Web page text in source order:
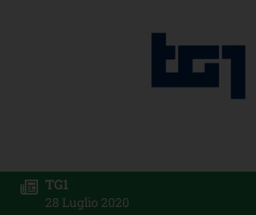
TG1
28 Luglio 2020